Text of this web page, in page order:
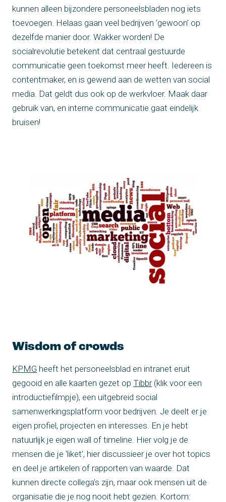
kunnen alleen bijzondere personeelsbladen nog iets
toevoegen. Helaas gaan veel bedrijven ‘gewoon’ op
dezelfde manier door. Wakker worden! De
socialrevolutie betekent dat centraal gestuurde
communicatie geen toekomst meer heeft. Iedereen is
contentmaker, en is gewend aan de wetten van social
media. Dat geldt dus ook op de werkvloer. Maak daar
gebruik van, en interne communicatie gaat eindelijk
bruisen!
Wisdom of crowds
KPMG heeft het personeelsblad en intranet eruit
gegooid en alle kaarten gezet op Tibbr(klik voor een
introductiefilmpje), een uitgebreid social
samenwerkingsplatform voor bedrijven. Je deelt er je
eigen profiel, projecten en interesses. En je hebt
natuurlijk je eigen wall of timeline. Hier volg je de
mensen die je ‘liket’, hier discussieer je over hot topics
en deel je artikelen of rapporten van waarde. Dat
kunnen directe collega’s zijn, maar ook mensen uit de
organisatie die je nog nooit hebt gezien. Kortom: